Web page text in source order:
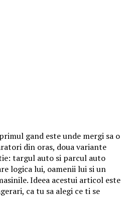
gand este unde mergi sa o
din oras, doua variante
targul auto si parcul auto
logica lui, oamenii lui si un
Ideea acestui articol este
ca tu sa alegi ce ti se